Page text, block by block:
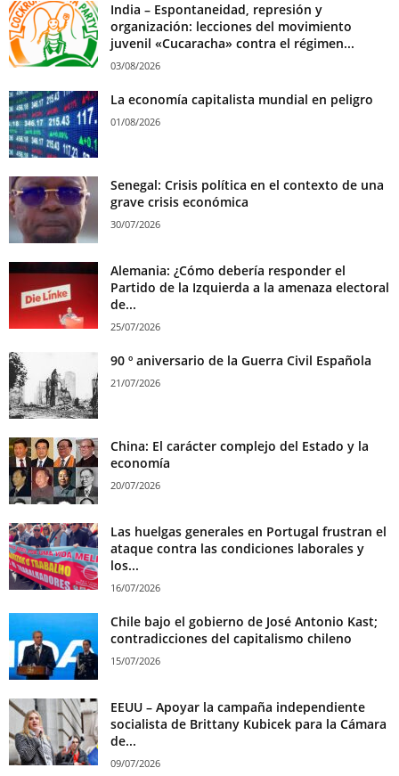
India – Espontaneidad, represión y
organización: lecciones del movimiento
juvenil «Cucaracha» contra el régimen...
03/08/2026
La economía capitalista mundial en peligro
01/08/2026
Senegal: Crisis política en el contexto de una
grave crisis económica
30/07/2026
Alemania: ¿Cómo debería responder el
Partido de la Izquierda a la amenaza electoral
de...
25/07/2026
90 º aniversario de la Guerra Civil Española
21/07/2026
China: El carácter complejo del Estado y la
economía
20/07/2026
Las huelgas generales en Portugal frustran el
ataque contra las condiciones laborales y
los...
16/07/2026
Chile bajo el gobierno de José Antonio Kast;
contradicciones del capitalismo chileno
15/07/2026
EEUU – Apoyar la campaña independiente
socialista de Brittany Kubicek para la Cámara
de...
09/07/2026